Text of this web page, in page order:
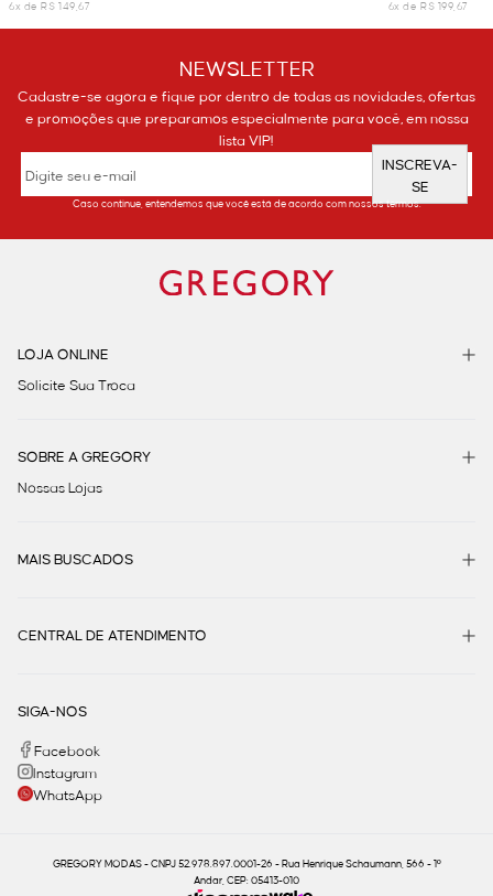
6x de R$ 149,67
6x de R$ 199,67
NEWSLETTER
Cadastre-se agora e fique por dentro de todas as novidades, ofertas
e promoções que preparamos especialmente para você, em nossa
lista VIP!
INSCREVA-
SE
Caso continue, entendemos que você está de acordo com nossos termos.
LOJA ONLINE
Solicite Sua Troca
SOBRE A GREGORY
Nossas Lojas
MAIS BUSCADOS
CENTRAL DE ATENDIMENTO
SIGA-NOS
Facebook
Instagram
WhatsApp
GREGORY MODAS - CNPJ 52.978.897.0001-26 - Rua Henrique Schaumann, 566 - 1º
Andar, CEP: 05413-010